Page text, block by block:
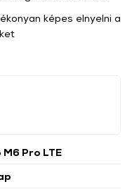
M6 Pro LTE
képes elnyelni a